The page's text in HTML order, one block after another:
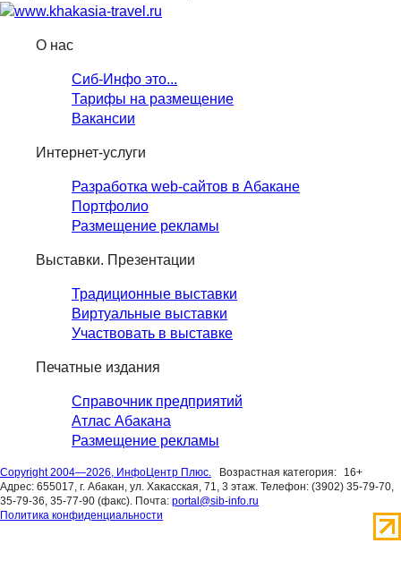
О нас
Сиб-Инфо это...
Тарифы на размещение
Вакансии
Интернет-услуги
Разработка web-сайтов в Абакане
Портфолио
Размещение рекламы
Выставки. Презентации
Традиционные выставки
Виртуальные выставки
Участвовать в выставке
Печатные издания
Справочник предприятий
Атлас Абакана
Размещение рекламы
Copyright 2004—2026, ИнфоЦентр Плюс. Возрастная категория:
16+
Адрес: 655017, г. Абакан, ул. Хакасская, 71, 3 этаж. Телефон: (3902) 35-79-70,
35-79-36, 35-77-90 (факс). Почта: portal@sib-info.ru
Политика конфиденциальности